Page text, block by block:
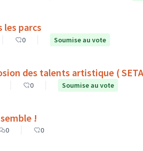
les parcs
0 Soumise au vote
des talents artistique (
0 Soumise au vote
!
0 0